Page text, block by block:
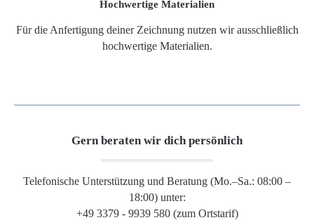
Hochwertige Materialien
Für die Anfertigung deiner Zeichnung nutzen wir ausschließlich
hochwertige Materialien.
Gern beraten wir dich persönlich
Telefonische Unterstützung und Beratung (Mo.–Sa.: 08:00 –
18:00) unter:
+49 3379 - 9939 580 (zum Ortstarif)